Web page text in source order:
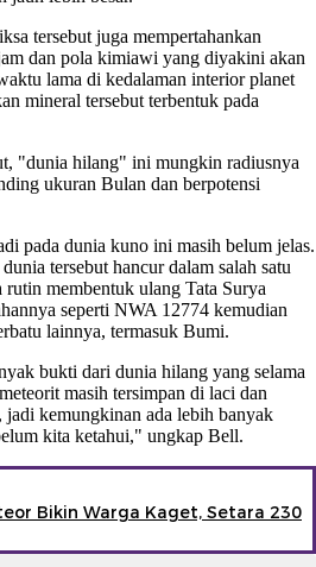
tersebut juga mempertahankan
dan pola kimiawi yang diyakini akan
lama di kedalaman interior planet
mineral tersebut terbentuk pada
"dunia hilang" ini mungkin radiusnya
ukuran Bulan dan berpotensi
pada dunia kuno ini masih belum jelas.
tersebut hancur dalam salah satu
rutin membentuk ulang Tata Surya
seperti NWA 12774 kemudian
lainnya, termasuk Bumi.
bukti dari dunia hilang yang selama
masih tersimpan di laci dan
kemungkinan ada lebih banyak
kita ketahui," ungkap Bell.
Bikin Warga Kaget, Setara 230